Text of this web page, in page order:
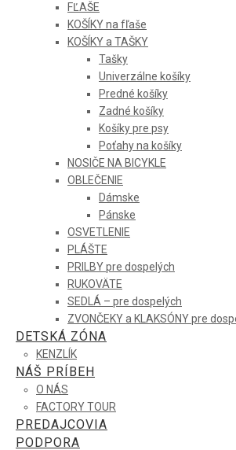
FĽAŠE
KOŠÍKY na fľaše
KOŠÍKY a TAŠKY
Tašky
Univerzálne košíky
Predné košíky
Zadné košíky
Košíky pre psy
Poťahy na košíky
NOSIČE NA BICYKLE
OBLEČENIE
Dámske
Pánske
OSVETLENIE
PLÁŠTE
PRILBY pre dospelých
RUKOVÄTE
SEDLÁ – pre dospelých
ZVONČEKY a KLAKSÓNY pre
DETSKÁ ZÓNA
KENZLÍK
NÁŠ PRÍBEH
O NÁS
FACTORY TOUR
PREDAJCOVIA
PODPORA